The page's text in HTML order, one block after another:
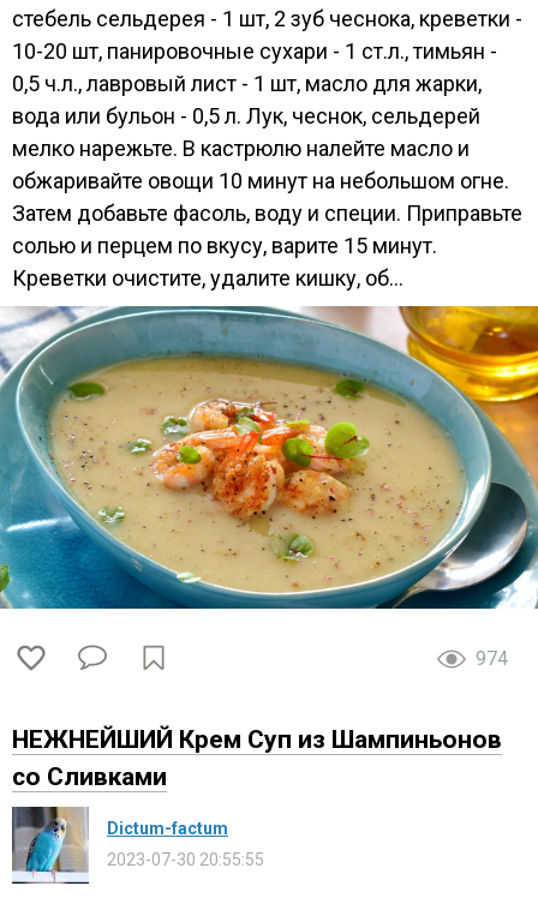
стебель сельдерея - 1 шт, 2 зуб чеснока, креветки -
10-20 шт, панировочные сухари - 1 ст.л., тимьян -
0,5 ч.л., лавровый лист - 1 шт, масло для жарки,
вода или бульон - 0,5 л. Лук, чеснок, сельдерей
мелко нарежьте. В кастрюлю налейте масло и
обжаривайте овощи 10 минут на небольшом огне.
Затем добавьте фасоль, воду и специи. Приправьте
солью и перцем по вкусу, варите 15 минут.
Креветки очистите, удалите кишку, об...
974
НЕЖНЕЙШИЙ Крем Суп из Шампиньонов
со Сливками
Dictum-factum
2023-07-30 20:55:55